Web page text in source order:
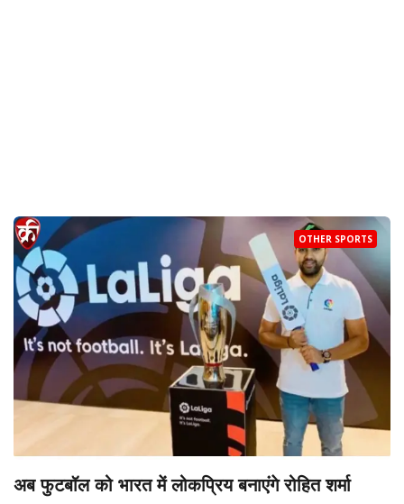
OTHER SPORTS
अब फुटबॉल को भारत में लोकप्रिय बनाएंगे रोहित शर्मा